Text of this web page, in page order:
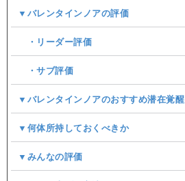
▼バレンタインノアの評価
・リーダー評価
・サブ評価
▼バレンタインノアのおすすめ潜在覚醒
▼何体所持しておくべきか
▼みんなの評価